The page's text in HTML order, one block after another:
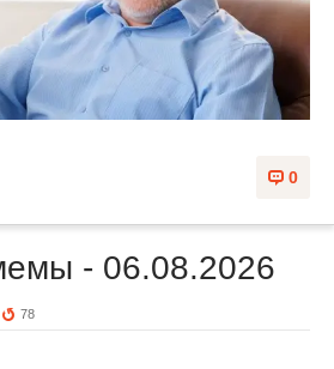
0
- 06.08.2026
78